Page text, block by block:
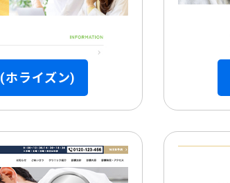
(ホライズン)